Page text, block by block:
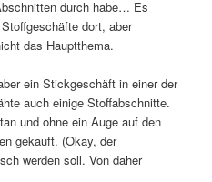
durch habe… Es
dort, aber
das Hauptthema.
ein Stickgeschäft in einer der
auch einige Stoffabschnitte.
und ohne ein Auge auf den
gekauft. (Okay, der
werden soll. Von daher